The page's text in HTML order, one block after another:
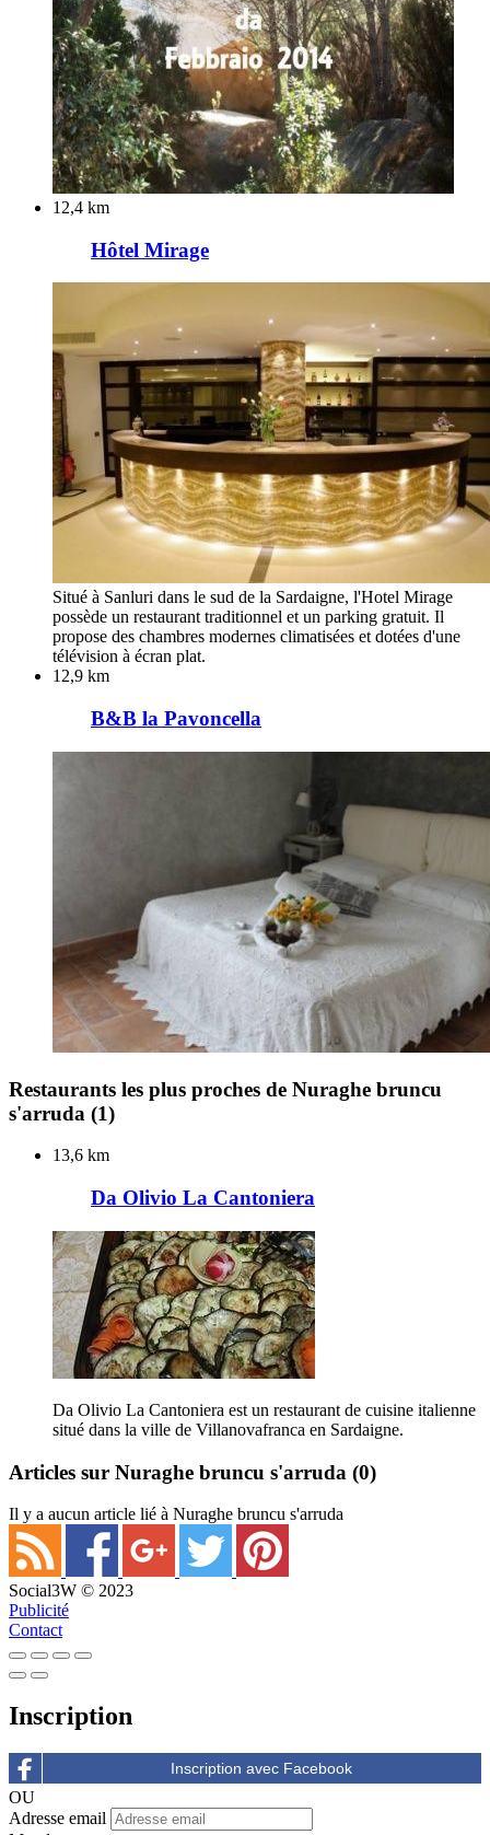
12,4 km
Hôtel Mirage
Situé à Sanluri dans le sud de la Sardaigne, l'Hotel Mirage
possède un restaurant traditionnel et un parking gratuit. Il
propose des chambres modernes climatisées et dotées d'une
télévision à écran plat.
12,9 km
B&B la Pavoncella
Restaurants les plus proches de Nuraghe bruncu
s'arruda (1)
13,6 km
Da Olivio La Cantoniera
Da Olivio La Cantoniera est un restaurant de cuisine italienne
situé dans la ville de Villanovafranca en Sardaigne.
Articles sur Nuraghe bruncu s'arruda (0)
Il y a aucun article lié à Nuraghe bruncu s'arruda
Social3W © 2023
Publicité
Contact
Inscription
OU
Adresse email